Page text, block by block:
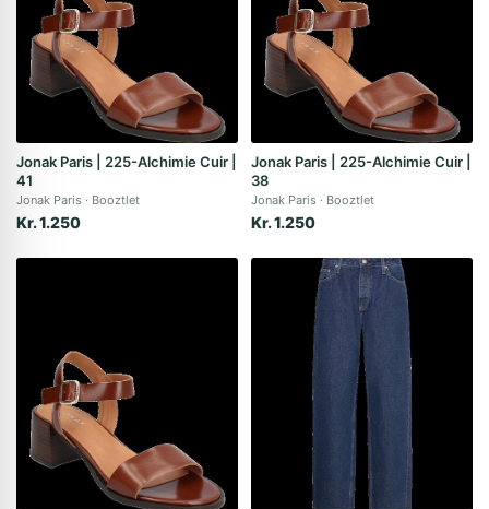
Jonak Paris | 225-Alchimie Cuir |
41
Jonak Paris Booztlet
Kr. 1.250
Jonak Paris | 225-Alchimie Cuir |
38
Jonak Paris Booztlet
Kr. 1.250